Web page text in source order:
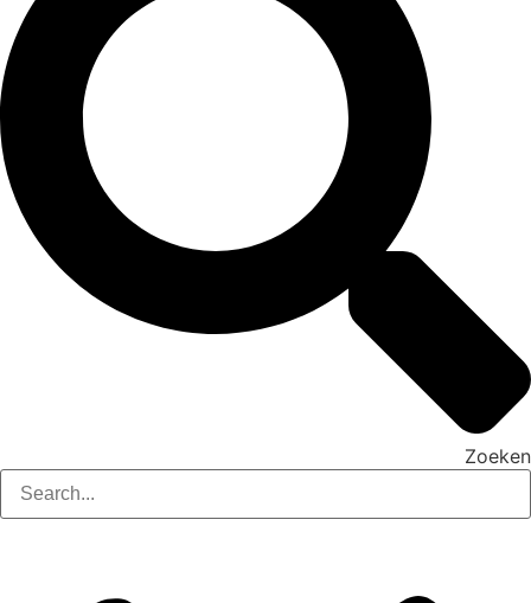
Zoeken